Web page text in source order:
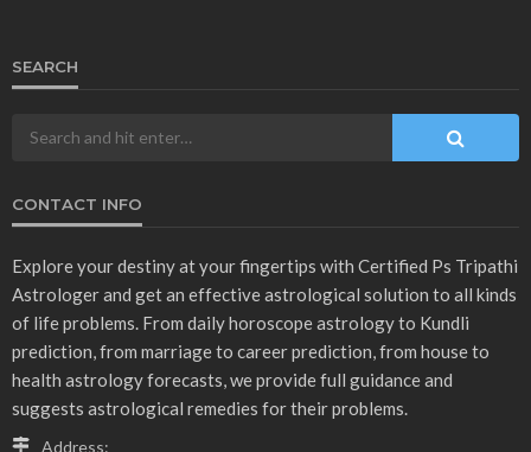
SEARCH
CONTACT INFO
Explore your destiny at your fingertips with Certified Ps Tripathi
Astrologer and get an effective astrological solution to all kinds
of life problems. From daily horoscope astrology to Kundli
prediction, from marriage to career prediction, from house to
health astrology forecasts, we provide full guidance and
suggests astrological remedies for their problems.
Address: